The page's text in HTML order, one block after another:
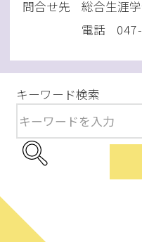
問合せ先
総合生涯
電話
キーワード検索